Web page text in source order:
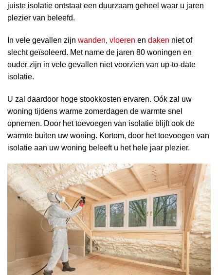
juiste isolatie ontstaat een duurzaam geheel waar u jaren
plezier van beleefd.
In vele gevallen zijn wanden, vloeren en daken niet of
slecht geïsoleerd. Met name de jaren 80 woningen en
ouder zijn in vele gevallen niet voorzien van up-to-date
isolatie.
U zal daardoor hoge stookkosten ervaren. Oók zal uw
woning tijdens warme zomerdagen de warmte snel
opnemen. Door het toevoegen van isolatie blijft ook de
warmte buiten uw woning. Kortom, door het toevoegen van
isolatie aan uw woning beleeft u het hele jaar plezier.